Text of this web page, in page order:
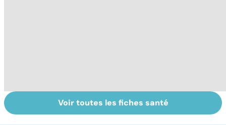
Tout savoir sur
les infections
Inflammation des
amygdales : que
Voir toutes les fiches santé